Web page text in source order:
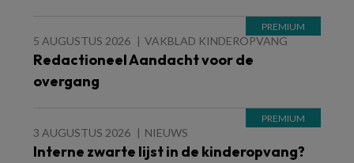
5 AUGUSTUS 2026 VAKBLAD KINDEROPVANG
Redactioneel Aandacht voor de
overgang
3 AUGUSTUS 2026 NIEUWS
Interne zwarte lijst in de kinderopvang?